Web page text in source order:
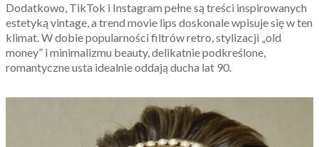
Dodatkowo, TikTok i Instagram pełne są treści inspirowanych
estetyką vintage, a trend movie lips doskonale wpisuje się w ten
klimat. W dobie popularności filtrów retro, stylizacji „old
money” i minimalizmu beauty, delikatnie podkreślone,
romantyczne usta idealnie oddają ducha lat 90.